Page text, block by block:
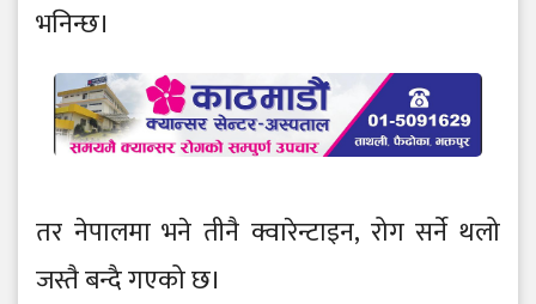
भनिन्छ।
तर नेपालमा भने तीनै क्वारेन्टाइन, रोग सर्ने थलो
जस्तै बन्दै गएको छ।